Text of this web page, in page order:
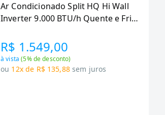
Ar Condicionado Split HQ Hi Wall
Inverter 9.000 BTU/h Quente e Frio
VIHT9KCH3S2S23 -
R$ 1.549,00
à vista(5% de desconto)
ou 12x de R$ 135,88 sem juros